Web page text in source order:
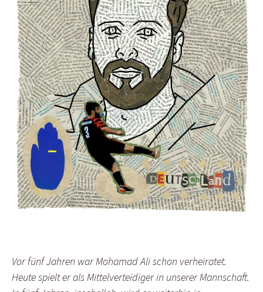
Vor fünf Jahren war Mohamad Ali schon verheiratet.
Heute spielt er als Mittelverteidiger in unserer Mannschaft.